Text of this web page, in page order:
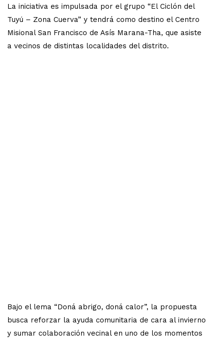
La iniciativa es impulsada por el grupo “El Ciclón del
Tuyú – Zona Cuerva” y tendrá como destino el Centro
Misional San Francisco de Asís Marana-Tha, que asiste
a vecinos de distintas localidades del distrito.
Bajo el lema “Doná abrigo, doná calor”, la propuesta
busca reforzar la ayuda comunitaria de cara al invierno
y sumar colaboración vecinal en uno de los momentos